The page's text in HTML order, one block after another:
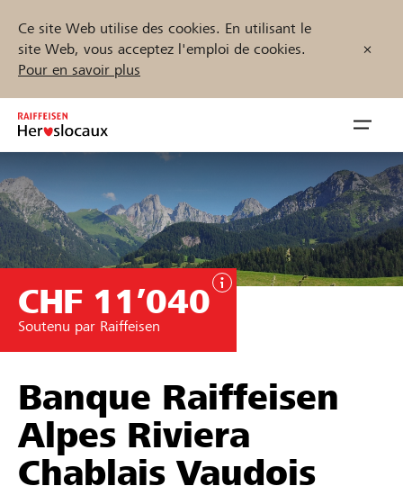
Ce site Web utilise des cookies. En utilisant le
site Web, vous acceptez l'emploi de cookies.
Pour en savoir plus
Inhalt
springen
öffnen
Parrainer
Soutien & assistance
Partenaires / Banques Raiffeisen
Trouvez des projets et des organisations
Démarrez maintenant
CHF 11’040
Soutenu par Raiffeisen
Banque Raiffeisen
Alpes Riviera
Chablais Vaudois